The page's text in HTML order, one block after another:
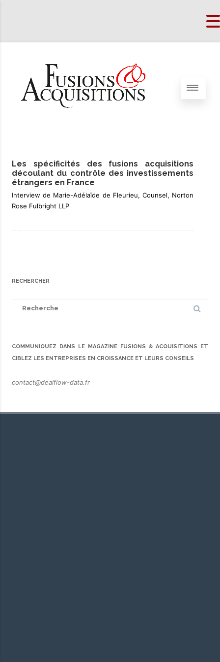
Les spécificités des fusions acquisitions
découlant du contrôle des investissements
étrangers en France
Interview de Marie-Adélaïde de Fleurieu, Counsel, Norton
Rose Fulbright LLP
RECHERCHER
COMMUNIQUEZ DANS LE MAGAZINE FUSIONS & ACQUISITIONS ET
CIBLEZ LES ENTREPRISES EN CROISSANCE ET LEURS CONSEILS
contact@dealflow-data.fr